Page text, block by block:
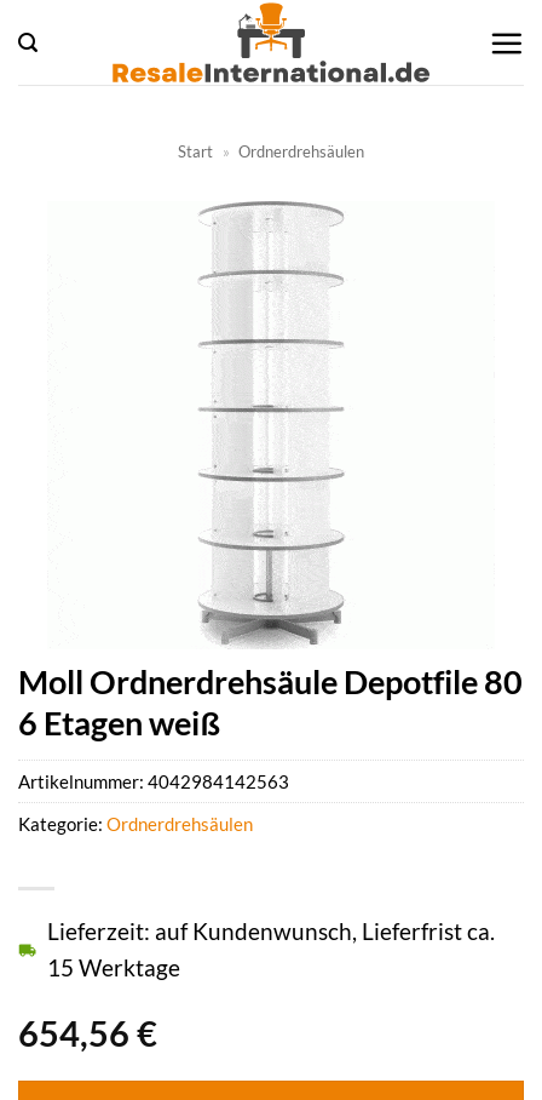
Inhalt
springen
Start » Ordnerdrehsäulen
Moll Ordnerdrehsäule Depotfile 80
6 Etagen weiß
654,56 €
Lieferzeit: auf Kundenwunsch, Lieferfrist ca.
15 Werktage
Artikelnummer: 4042984142563
Kategorie: Ordnerdrehsäulen